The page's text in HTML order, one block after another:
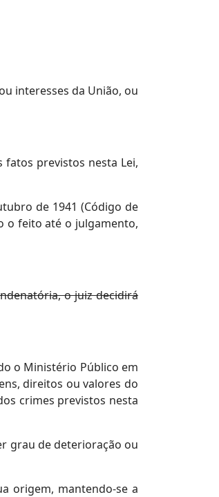
interesses da União, ou
fatos previstos nesta Lei,
de 1941 (Código de
o feito até o julgamento,
o juiz decidirá
o Ministério Público em
direitos ou valores do
crimes previstos nesta
grau de deterioração ou
origem, mantendo-se a